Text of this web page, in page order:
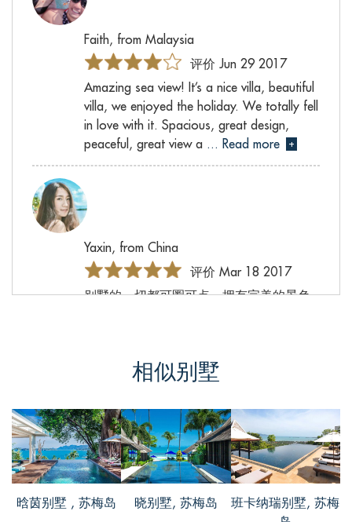
Faith, from Malaysia
评价 Jun 29 2017
Amazing sea view! It’s a nice villa, beautiful
villa, we enjoyed the holiday. We totally fell
in love with it. Spacious, great design,
peaceful, great view a ... Read more +
Yaxin, from China
评价 Mar 18 2017
别墅的一切都可圈可点，拥有完美的景色
俯瞰一切的别墅，空气清新，环境优美，
无论前往哪里都有车接送，很方便。半夜
肚子饿了还有厨师可以准备宵夜，感谢别
墅的服务团队让我度过一个悠... Read
more
+
相似别墅
晗茵别墅 , 苏梅岛 晓别墅, 苏梅岛
班卡纳瑞别墅, 苏梅